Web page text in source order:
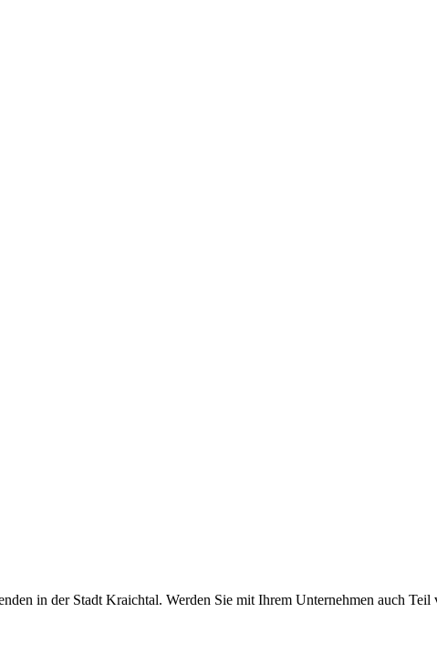
in der Stadt Kraichtal. Werden Sie mit Ihrem Unternehmen auch